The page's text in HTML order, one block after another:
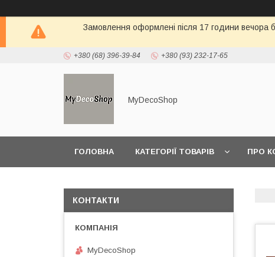
Замовлення оформлені після 17 години вечора
+380 (68) 396-39-84 +380 (93) 232-17-65
MyDecoShop
ГОЛОВНА КАТЕГОРІЇ ТОВАРІВ ПРО
КОНТАКТИ
MyDecoShop